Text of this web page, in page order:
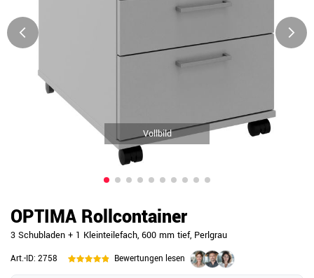
Vollbild
OPTIMA Rollcontainer
3 Schubladen + 1 Kleinteilefach, 600 mm tief, Perlgrau
Art.-ID: 2758 Bewertungen lesen